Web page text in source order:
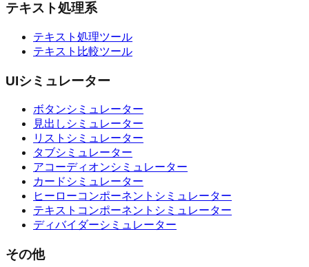
テキスト処理系
テキスト処理ツール
テキスト比較ツール
UIシミュレーター
ボタンシミュレーター
見出しシミュレーター
リストシミュレーター
タブシミュレーター
アコーディオンシミュレーター
カードシミュレーター
ヒーローコンポーネントシミュレーター
テキストコンポーネントシミュレーター
ディバイダーシミュレーター
その他